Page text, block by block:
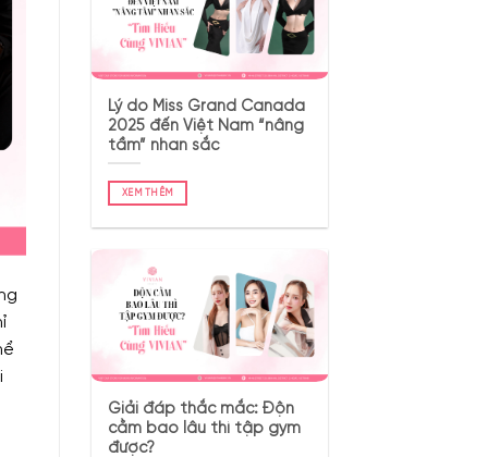
Lý do Miss Grand Canada
2025 đến Việt Nam “nâng
tầm” nhan sắc
XEM THÊM
Giải đáp thắc mắc: Độn
cằm bao lâu thì tập gym
được?